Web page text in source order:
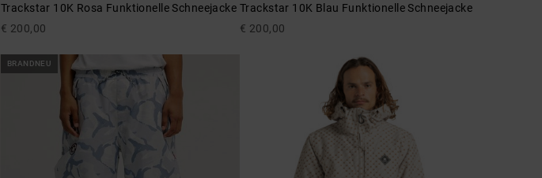
Trackstar 10K Rosa Funktionelle Schneejacke
€ 200,00
Trackstar 10K Blau Funktionelle Schneejacke
€ 200,00
BRANDNEU